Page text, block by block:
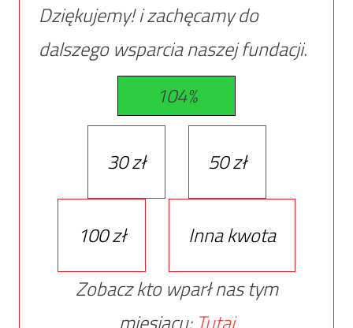
Dziękujemy! i zachęcamy do
dalszego wsparcia naszej fundacji.
104%
30 zł 50 zł
100 zł
Inna kwota
Zobacz kto wparł nas tym